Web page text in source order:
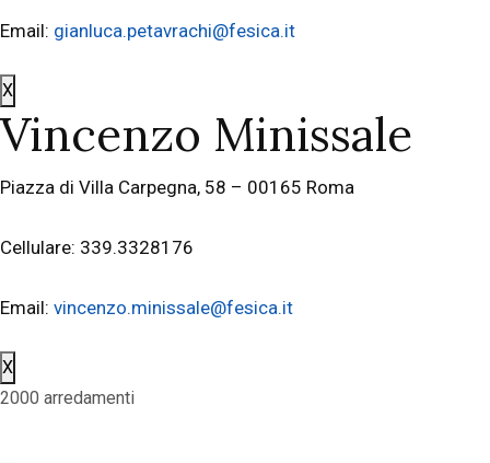
Email: gianluca.petavrachi@fesica.it
X
Vincenzo Minissale
Piazza di Villa Carpegna, 58 – 00165 Roma
Cellulare: 339.3328176
Email: vincenzo.minissale@fesica.it
X
2000 arredamenti